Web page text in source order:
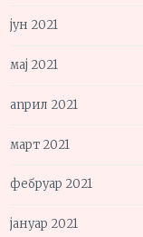
јун 2021
мај 2021
април 2021
март 2021
фебруар 2021
јануар 2021